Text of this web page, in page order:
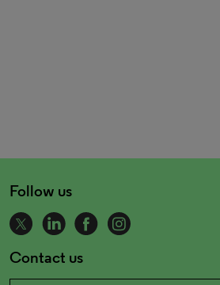
Follow us
Contact us